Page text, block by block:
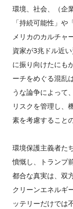
環境、社会、（企
「持続可能性」や
メリカのカルチャ
資家が3兆ドル近
に振り向けたにも
ーチをめぐる混乱
うな論争によって
リスクを管理し、
素を考慮すること
環境保護主義者た
憤慨し、トランプ
都合な真実は、双
クリーンエネルギ
ッテリーだけでは